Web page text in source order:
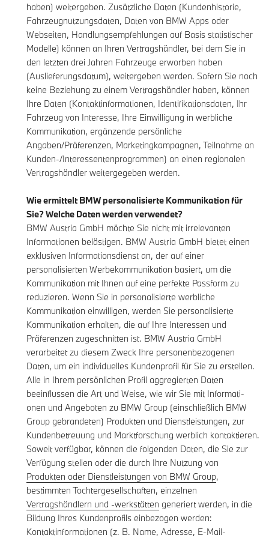
haben) weitergeben. Zusätzliche Daten (Kundenhistorie,
Fahrzeugnutzungsdaten, Daten von BMW Apps oder
Webseiten, Handlungsempfehlungen auf Basis statistischer
Modelle) können an Ihren Vertragshändler, bei dem Sie in
den letzten drei Jahren Fahrzeuge erworben haben
(Auslieferungsdatum), weitergeben werden. Sofern Sie noch
keine Beziehung zu einem Vertragshändler haben, können
Ihre Daten (Kontaktinformationen, Identifikationsdaten, Ihr
Fahrzeug von Interesse, Ihre Einwilligung in werbliche
Kommunikation, ergänzende persönliche
Angaben/Präferenzen, Marketingkampagnen, Teilnahme an
Kunden-/Interessentenprogrammen) an einen regionalen
Vertragshändler weitergegeben werden.
Wie ermittelt BMW personalisierte Kommunikation für
Sie? Welche Daten werden verwendet?
BMW Austria GmbH möchte Sie nicht mit irrelevanten
Informationen belästigen. BMW Austria GmbH bietet einen
exklusiven Informationsdienst an, der auf einer
personalisierten Werbekommunikation basiert, um die
Kommunikation mit Ihnen auf eine perfekte Passform zu
reduzieren. Wenn Sie in personalisierte werbliche
Kommunikation einwilligen, werden Sie personalisierte
Kommunikation erhalten, die auf Ihre Interessen und
Präferenzen zugeschnitten ist. BMW Austria GmbH
verarbeitet zu diesem Zweck Ihre personenbezogenen
Daten, um ein individuelles Kundenprofil für Sie zu erstellen.
Alle in Ihrem persönlichen Profil aggregierten Daten
beeinflussen die Art und Weise, wie wir Sie mit Informati-
onen und Angeboten zu BMW Group (einschließlich BMW
Group gebrandeten) Produkten und Dienstleistungen, zur
Kundenbetreuung und Marktforschung werblich kontaktieren.
Soweit verfügbar, können die folgenden Daten, die Sie zur
Verfügung stellen oder die durch Ihre Nutzung von
Produkten oder Dienstleistungen von BMW Group,
bestimmten Tochtergesellschaften, einzelnen
Vertragshändlern und -werkstätten generiert werden, in die
Bildung Ihres Kundenprofils einbezogen werden:
Kontaktinformationen (z. B. Name, Adresse, E-Mail-